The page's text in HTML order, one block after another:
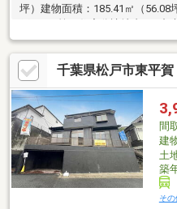
坪）建物面積：185.41㎡（
道路：東8ｍ公道
千葉県松戸市東平
間
建
土
築
そ